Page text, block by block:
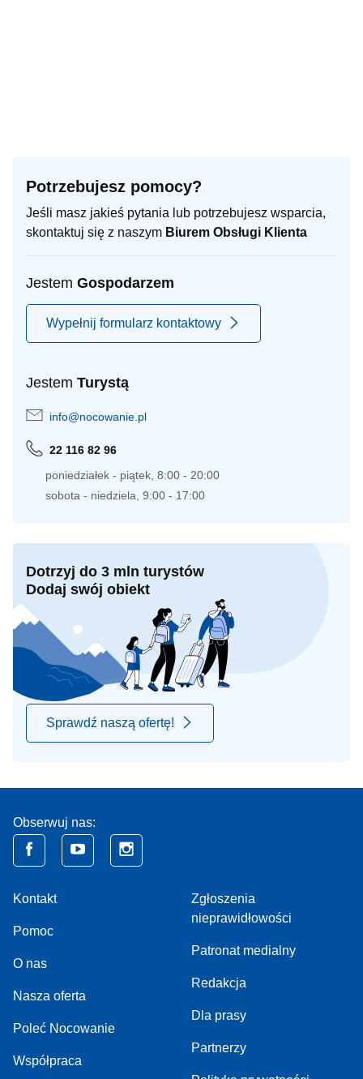
Potrzebujesz pomocy?
Jeśli masz jakieś pytania lub potrzebujesz wsparcia,
skontaktuj się z naszym Biurem Obsługi Klienta
Jestem Gospodarzem
Wypełnij formularz kontaktowy
Jestem Turystą
info@nocowanie.pl
22 116 82 96
poniedziałek - piątek, 8:00 - 20:00
sobota - niedziela, 9:00 - 17:00
Dotrzyj do 3 mln turystów
Dodaj swój obiekt
Sprawdź naszą ofertę!
Obserwuj nas:
Kontakt
Pomoc
O nas
Nasza oferta
Poleć Nocowanie
Współpraca
Zgłoszenia
nieprawidłowości
Patronat medialny
Redakcja
Dla prasy
Partnerzy